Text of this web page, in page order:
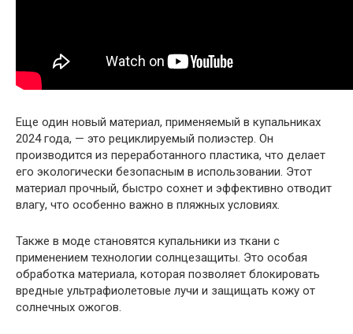
Еще один новый материал, применяемый в купальниках
2024 года, — это рециклируемый полиэстер. Он
производится из переработанного пластика, что делает
его экологически безопасным в использовании. Этот
материал прочный, быстро сохнет и эффективно отводит
влагу, что особенно важно в пляжных условиях.
Также в моде становятся купальники из ткани с
применением технологии солнцезащиты. Это особая
обработка материала, которая позволяет блокировать
вредные ультрафиолетовые лучи и защищать кожу от
солнечных ожогов.